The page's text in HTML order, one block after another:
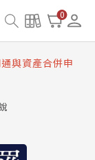
0
書櫃開通申請
與資產合併申
書櫃開通申請